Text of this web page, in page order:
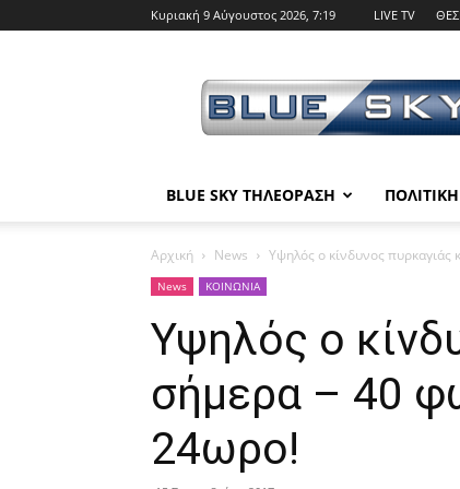
Κυριακή 9 Αύγουστος 2026, 7:19 LIVE TV
SKY
BLUE SKY ΤΗΛΕΟΡΑΣΗ ΠΟΛΙΤΙΚΗ
Αρχική News Υψηλός ο κίνδυνος πυρκαγιάς
News ΚΟΙΝΩΝΙΑ
Υψηλός ο
σήμερα – 40
24ωρο!